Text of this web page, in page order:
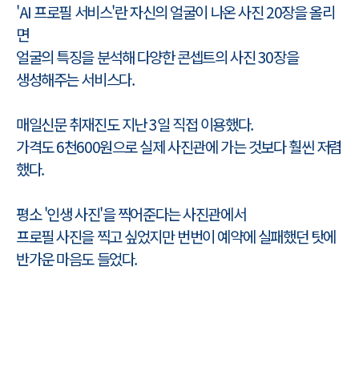
'AI 프로필 서비스'란 자신의 얼굴이 나온 사진 20장을 올리
면
얼굴의 특징을 분석해 다양한 콘셉트의 사진 30장을
생성해주는 서비스다.
매일신문 취재진도 지난 3일 직접 이용했다.
가격도 6천600원으로 실제 사진관에 가는 것보다 훨씬 저렴
했다.
평소 '인생 사진'을 찍어준다는 사진관에서
프로필 사진을 찍고 싶었지만 번번이 예약에 실패했던 탓에
반가운 마음도 들었다.